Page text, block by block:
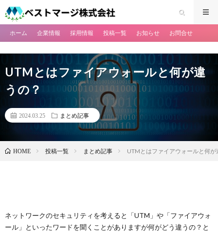
ホーム 企業情報 採用情報 投稿一覧 お知らせ お問合せ
UTMとはファイアウォールと何が違
うの？
2024.03.25 まとめ記事
HOME 投稿一覧 まとめ記事 UTMとはファイアウォールと何が
ネットワークのセキュリティを考えると「UTM」や「ファイアウォ
ール」といったワードを聞くことがありますが何がどう違うの？と